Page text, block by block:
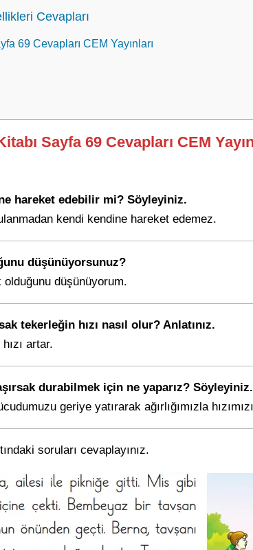
Cevapları
69 Cevapları CEM Yayınları
Sayfa 69 Cevapları CEM
hareket edebilir mi? Söyleyiniz.
kendi kendine hareket edemez.
düşünüyorsunuz?
olduğunu düşünüyorum.
tekerleğin hızı nasıl olur? Anlatınız.
artar.
durabilmek için ne yaparız? Söyleyiniz.
geriye yatırarak ağırlığımızla
soruları cevaplayınız.